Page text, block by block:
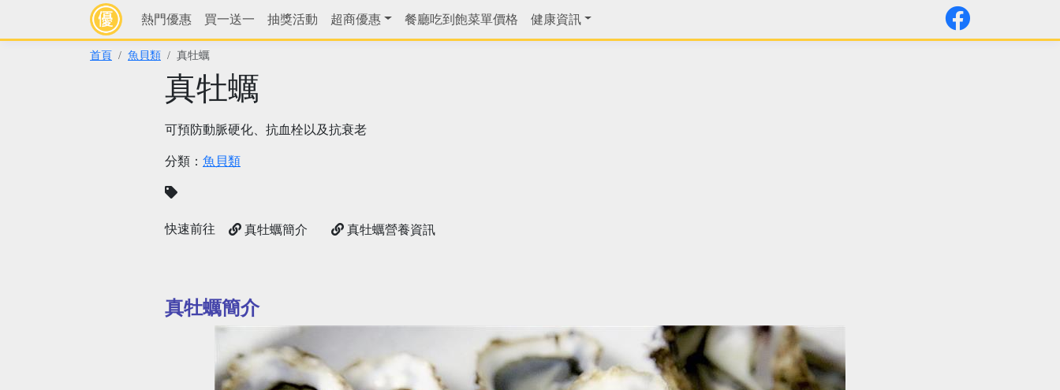
熱門優惠 買一送一 抽獎活動 超商優惠 餐廳吃到飽菜單價格 健康資訊
首頁 魚貝類 真牡蠣
真牡蠣
可預防動脈硬化、抗血栓以及抗衰老
分類： 魚貝類
快速前往 真牡蠣簡介 真牡蠣營養資訊
真牡蠣簡介